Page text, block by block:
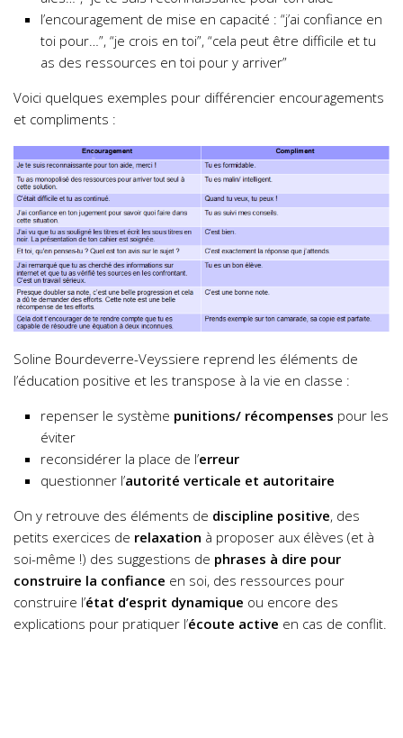
l’encouragement de mise en capacité : “j’ai confiance en
toi pour…”, “je crois en toi”, “cela peut être difficile et tu
as des ressources en toi pour y arriver”
Voici quelques exemples pour différencier encouragements
et compliments :
Soline Bourdeverre-Veyssiere reprend les éléments de
l’éducation positive et les transpose à la vie en classe :
repenser le système punitions/ récompenses pour les
éviter
reconsidérer la place de l’erreur
questionner l’autorité verticale et autoritaire
On y retrouve des éléments de discipline positive, des
petits exercices de relaxation à proposer aux élèves (et à
soi-même !) des suggestions de phrases à dire pour
construire la confiance en soi, des ressources pour
construire l’état d’esprit dynamique ou encore des
explications pour pratiquer l’écoute active en cas de conflit.